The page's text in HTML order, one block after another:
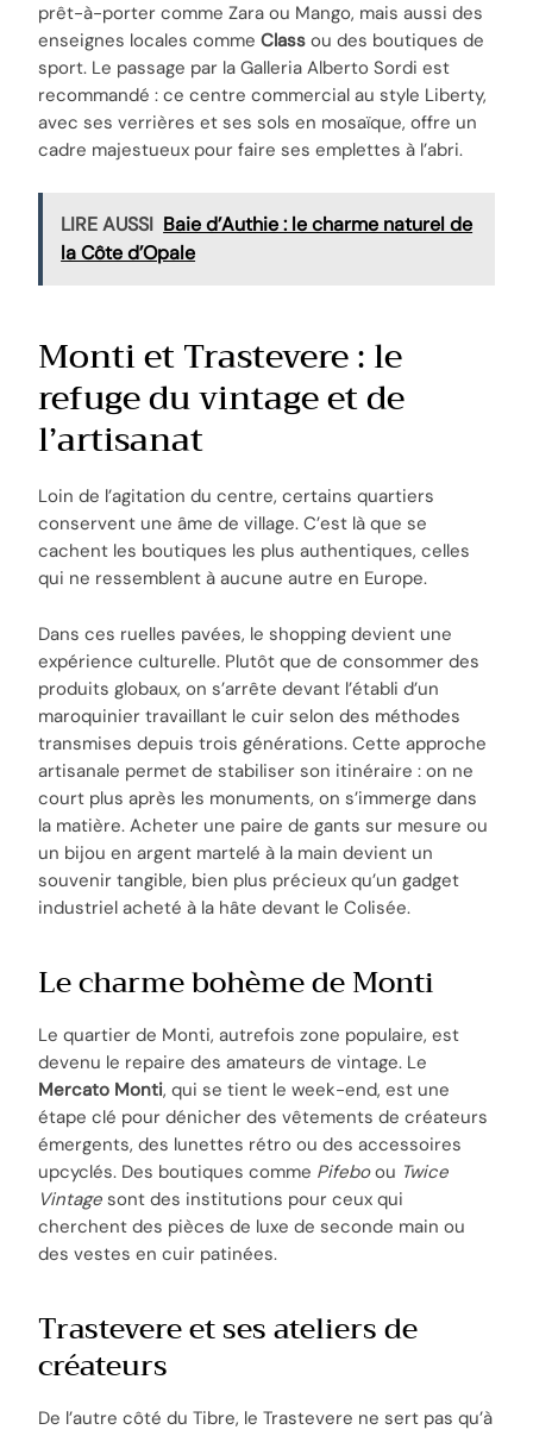
prêt-à-porter comme Zara ou Mango, mais aussi des
enseignes locales commeClass ou des boutiques de
sport. Le passage par la Galleria Alberto Sordi est
recommandé : ce centre commercial au style Liberty,
avec ses verrières et ses sols en mosaïque, offre un
cadre majestueux pour faire ses emplettes à l’abri.
LIRE AUSSI Baie d’Authie : le charme naturel de
la Côte d’Opale
Monti et Trastevere : le
refuge du vintage et de
l’artisanat
Loin de l’agitation du centre, certains quartiers
conservent une âme de village. C’est là que se
cachent les boutiques les plus authentiques, celles
qui ne ressemblent à aucune autre en Europe.
Dans ces ruelles pavées, le shopping devient une
expérience culturelle. Plutôt que de consommer des
produits globaux, on s’arrête devant l’établi d’un
maroquinier travaillant le cuir selon des méthodes
transmises depuis trois générations. Cette approche
artisanale permet de stabiliser son itinéraire : on ne
court plus après les monuments, on s’immerge dans
la matière. Acheter une paire de gants sur mesure ou
un bijou en argent martelé à la main devient un
souvenir tangible, bien plus précieux qu’un gadget
industriel acheté à la hâte devant le Colisée.
Le charme bohème de Monti
Le quartier de Monti, autrefois zone populaire, est
devenu le repaire des amateurs de vintage. Le
Mercato Monti, qui se tient le week-end, est une
étape clé pour dénicher des vêtements de créateurs
émergents, des lunettes rétro ou des accessoires
upcyclés. Des boutiques comme Pifeboou Twice
Vintage sont des institutions pour ceux qui
cherchent des pièces de luxe de seconde main ou
des vestes en cuir patinées.
Trastevere et ses ateliers de
créateurs
De l’autre côté du Tibre, le Trastevere ne sert pas qu’à